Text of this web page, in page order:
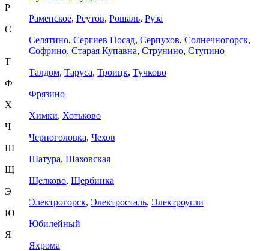
Р
Раменское, Реутов, Рошаль, Руза
С
Селятино, Сергиев Посад, Серпухов, Солнечногорск,
Софрино, Старая Купавна, Струнино, Ступино
Т
Талдом, Таруса, Троицк, Тучково
Ф
Фрязино
Х
Химки, Хотьково
Ч
Черноголовка, Чехов
Ш
Шатура, Шаховская
Щ
Щелково, Щербинка
Э
Электрогорск, Электросталь, Электроугли
Ю
Юбилейный
Я
Яхрома